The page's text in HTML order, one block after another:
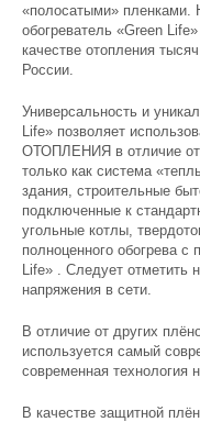
«полосатыми» пленками.
обогреватель «Green
качестве отопления
России.
Универсальность и
Life» позволяет
ОТОПЛЕНИЯ в отличие от
только как система
здания, строительные
подключенные к
угольные котлы,
полноценного обогрева
Life» . Следует отметить
напряжения в сети.
В отличие от других
используется самый
современная технология
В качестве защитной